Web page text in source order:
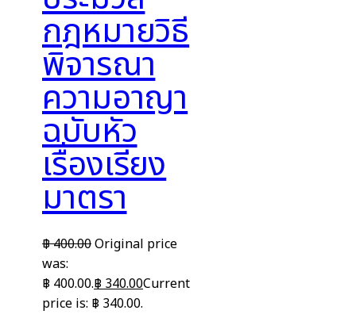
กฎหมายวิธี
พิจารณา
ความอาญา
ฉบับหัว
เรื่องเรียง
มาตรา
฿400.00Original price
was:
฿ 400.00.฿ 340.00Current
price is: ฿ 340.00.